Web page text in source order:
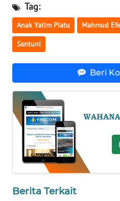
Tag:
Anak Yatim Piatu Mahmud
Santuni
Beri
Berita Terkait
WN
BALI
WN
KALBAR
WN
KALTENG
WN
KALTARA
WN
KALSEL
WN